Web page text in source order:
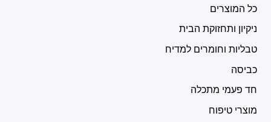
כל המוצרים
ניקיון ותחזוקת הבית
טבליות וחומרים למדיח
כביסה
חד פעמי מתכלה
מוצרי טיפוח